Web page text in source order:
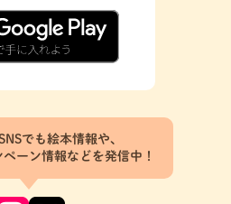
でも絵本情報や、
ーン情報などを発信中！